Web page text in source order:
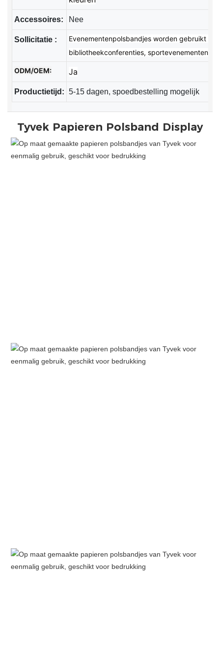
Accessoires: Nee
Sollicitatie:
Evenementenpolsbandjes worden gebruikt
bibliotheekconferenties, sportevenementen,
ODM/OEM: Ja
Productietijd: 5-15 dagen, spoedbestelling mogelijk
Tyvek Papieren Polsband Display